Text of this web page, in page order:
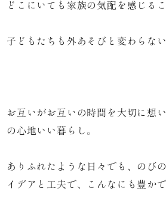
どこにいても家族の気配を感じる
子どもたちも外あそびと変わらな
お互いがお互いの時間を大切に想
の心地いい暮らし。
ありふれたような日々でも、のび
イデアと工夫で、こんなにも豊か